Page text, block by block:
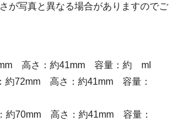
が写真と異なる場合がありますのでご
高さ：約41mm 容量：約 ml
約72mm 高さ：約41mm 容量：
約70mm 高さ：約41mm 容量：